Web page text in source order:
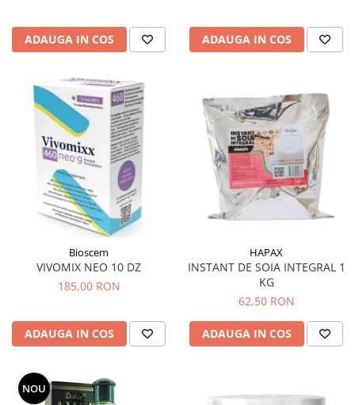
Ulcer
Varice
Vene varicoase, tromboflebită
venoasă
VItaminizare
Vulvovaginita Candidozica
Îmbătrânire
Întineritor al pielii
Întreținere ten
Înțepături de insecte
ADAUGA IN COS ADAUGA IN COS
Bioscem
VIVOMIX NEO 10 DZ
185,00 RON
ADAUGA IN COS
HAPAX
INSTANT DE SOIA INTEGRAL 1
KG
62,50 RON
ADAUGA IN COS
NOU